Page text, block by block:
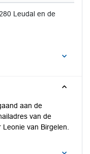
Leudal en de
aan de
van de
van Birgelen.